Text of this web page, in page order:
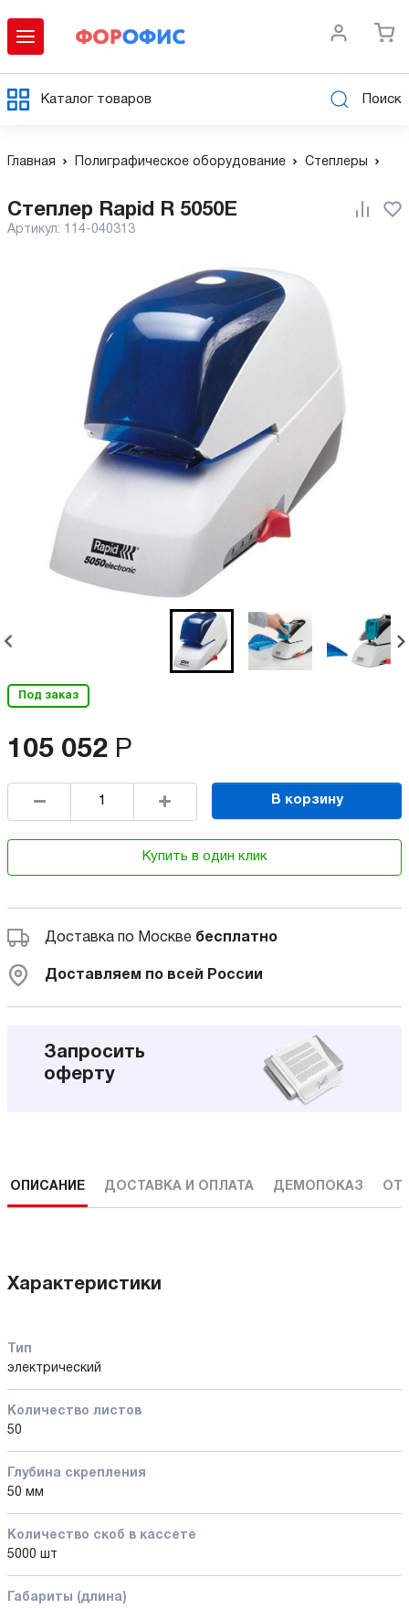
Каталог товаров Поиск
Главная Полиграфическое оборудование Степлеры
Степлер Rapid R 5050E
Артикул: 114-040313
Под заказ
105 052 Р
В корзину
Купить в один клик
Доставка по Москве бесплатно
Доставляем по всей России
Запросить
оферту
ОПИСАНИЕ ДОСТАВКА И ОПЛАТА ДЕМОПОКАЗ
Характеристики
Тип
электрический
Количество листов
50
Глубина скрепления
50 мм
Количество cкоб в кассете
5000 шт
Габариты (длина)